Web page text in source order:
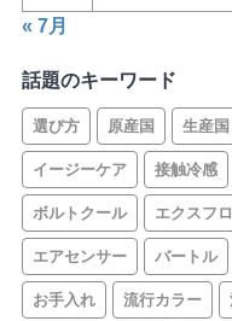
« 7月
話題のキーワード
選び方 原産国 生産国
イージーケア 接触冷感
ボルトクール エクスフ
エアセンサー バートル
お手入れ 流行カラー